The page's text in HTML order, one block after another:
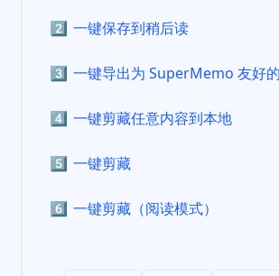
2️⃣ 一键保存到稍后读
3️⃣ 一键导出为 SuperMemo 友好
4️⃣ 一键剪藏任意内容到本地
5️⃣ 一键剪藏
6️⃣ 一键剪藏（阅读模式）